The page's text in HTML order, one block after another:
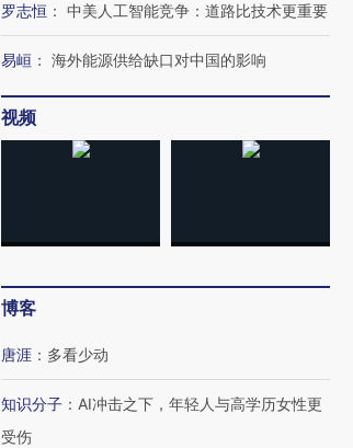
罗志恒 ： 中美人工智能竞争：道路比技术更重要
易峘 ： 海外能源供给缺口对中国的影响
视频
博客
唐涯 ： 多看少动
知识分子 ： AI冲击之下，年轻人与高学历女性更
受伤